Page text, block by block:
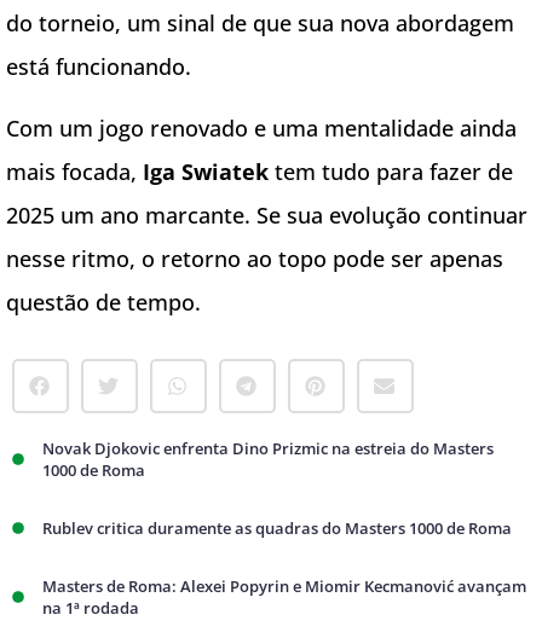
do torneio, um sinal de que sua nova abordagem
está funcionando.
Com um jogo renovado e uma mentalidade ainda
mais focada, Iga Swiatek tem tudo para fazer de
2025 um ano marcante. Se sua evolução continuar
nesse ritmo, o retorno ao topo pode ser apenas
questão de tempo.
Novak Djokovic enfrenta Dino Prizmic na estreia do Masters
1000 de Roma
Rublev critica duramente as quadras do Masters 1000 de Roma
Masters de Roma: Alexei Popyrin e Miomir Kecmanović avançam
na 1ª rodada